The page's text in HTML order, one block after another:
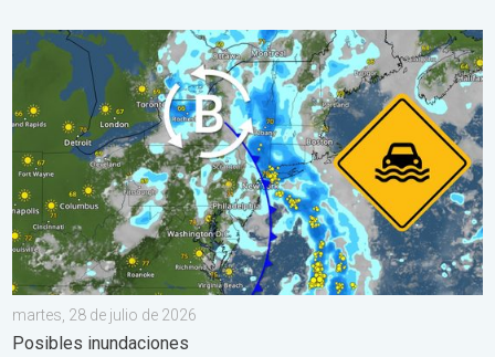
Lluvias intensas en el noreste. Posibles inundaciones. . .
martes, 28 de julio de 2026
Posibles inundaciones